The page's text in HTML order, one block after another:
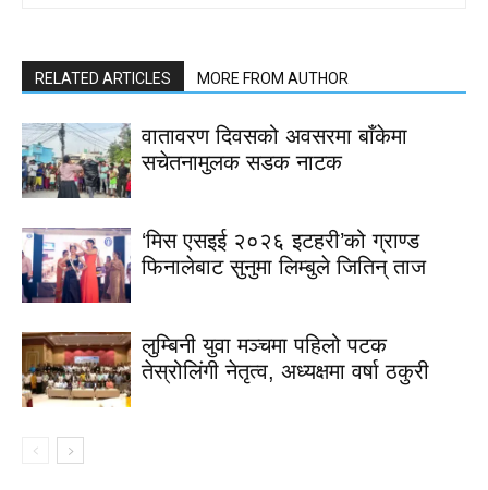
RELATED ARTICLES MORE FROM AUTHOR
वातावरण दिवसको अवसरमा बाँकेमा
सचेतनामुलक सडक नाटक
‘मिस एसइई २०२६ इटहरी’को ग्राण्ड
फिनालेबाट सुनुमा लिम्बुले जितिन् ताज
लुम्बिनी युवा मञ्चमा पहिलो पटक
तेस्रोलिंगी नेतृत्व, अध्यक्षमा वर्षा ठकुरी